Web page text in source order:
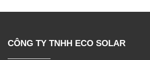
CÔNG TY TNHH ECO SOLAR